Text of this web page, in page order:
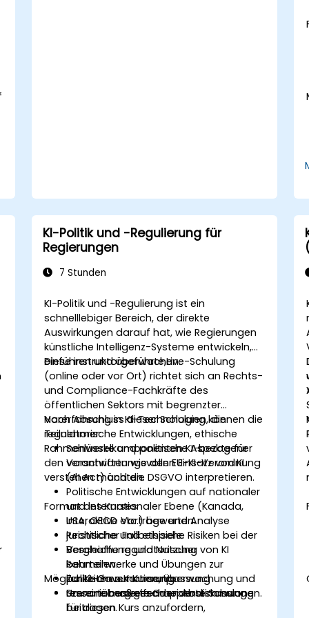
KI-Politik und -Regulierung für
Regierungen
7 Stunden
KI-Politik und -Regulierung ist ein
schnelllebiger Bereich, der direkte
Auswirkungen darauf hat, wie Regierungen
künstliche Intelligenz-Systeme entwickeln,
einführen und überwachen.
Diese instruktorgeführte,Live-Schulung
(online oder vor Ort) richtet sich an Rechts-
und Compliance-Fachkräfte des
öffentlichen Sektors mit begrenzter
Vorerfahrung in KI-Technologien, die
regulatorische Entwicklungen, ethische
Rahmenwerke und politische Aspekte für
den verantwortungsvollen Einsatz von KI
verstehen möchten.
Nach Abschluss dieser Schulung können die
Teilnehmer:
Schlüsselkomponenten KI-bezogener
Vorschriften wie den EU-KI-Verordnung
(AI Act) und die DSGVO interpretieren.
Politische Entwicklungen auf nationaler
und internationaler Ebene (Kanada,
USA, OECD etc.) bewerten.
Rechtliche und ethische Risiken bei der
Beschaffung und Nutzung von KI
beurteilen.
Zur KI-Governance, Überwachung und
ressortübergreifenden Abstimmung
beitragen.
Format des Kurses
Interaktive Vorträge und Analyse
juristischer Fallbeispiele.
Vergleiche regulatorischer
Rahmenwerke und Übungen zur
politischen Kartierung.
Szenariobasierte Gruppendiskussionen.
Möglichkeiten zur Kursanpassung
Um eine maßgeschneiderte Schulung
für diesen Kurs anzufordern,